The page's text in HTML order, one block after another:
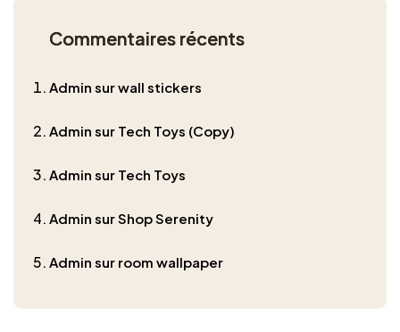
Commentaires récents
admin surwall stickers
admin sur Tech Toys (Copy)
admin sur Tech Toys
admin surShop Serenity
admin sur room wallpaper